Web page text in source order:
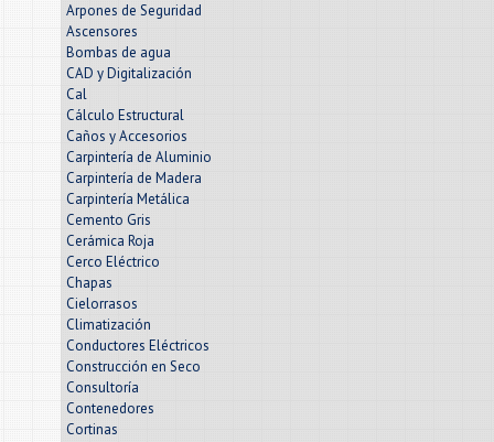
Arpones de Seguridad
Ascensores
Bombas de agua
CAD y Digitalización
Cal
Cálculo Estructural
Caños y Accesorios
Carpintería de Aluminio
Carpintería de Madera
Carpintería Metálica
Cemento Gris
Cerámica Roja
Cerco Eléctrico
Chapas
Cielorrasos
Climatización
Conductores Eléctricos
Construcción en Seco
Consultoría
Contenedores
Cortinas